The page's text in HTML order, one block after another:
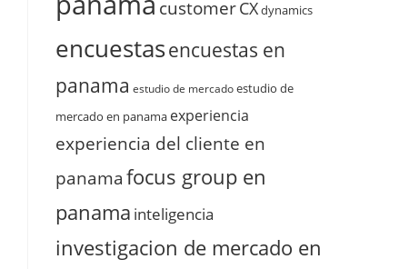
customerCXdynamics
encuestasencuestas en
panama estudio de mercadoestudio de
mercado en panama experiencia
experiencia del cliente en
panamafocus group en
panama inteligencia
investigacion de mercado en